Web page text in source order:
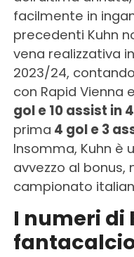
facilmente in
precedenti Kuhn
vena realizzativa
2023/24,
con Rapid Vienna
gol e 10 assist in
prima 4 gol e 3
Insomma, Kuhn è
avvezzo al bonus,
campionato
I numeri di